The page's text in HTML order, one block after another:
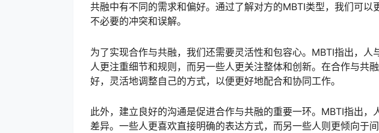
共融中有不同的需求和偏好。通过了解对方的MBTI类型，我们可以
不必要的冲突和误解。
为了实现合作与共融，我们还需要灵活性和包容心。MBTI指出，人
人更注重细节和规则，而另一些人更关注整体和创新。在合作与共
好，灵活地调整自己的方式，以便更好地配合和协同工作。
此外，建立良好的沟通是促进合作与共融的重要一环。MBTI指出，
差异。一些人更喜欢直接明确的表达方式，而另一些人则更倾向于